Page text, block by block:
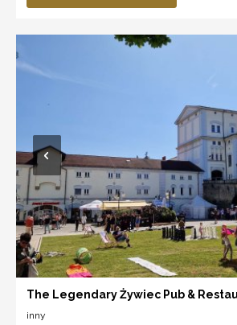
The Legendary Żywiec Pub &
inny